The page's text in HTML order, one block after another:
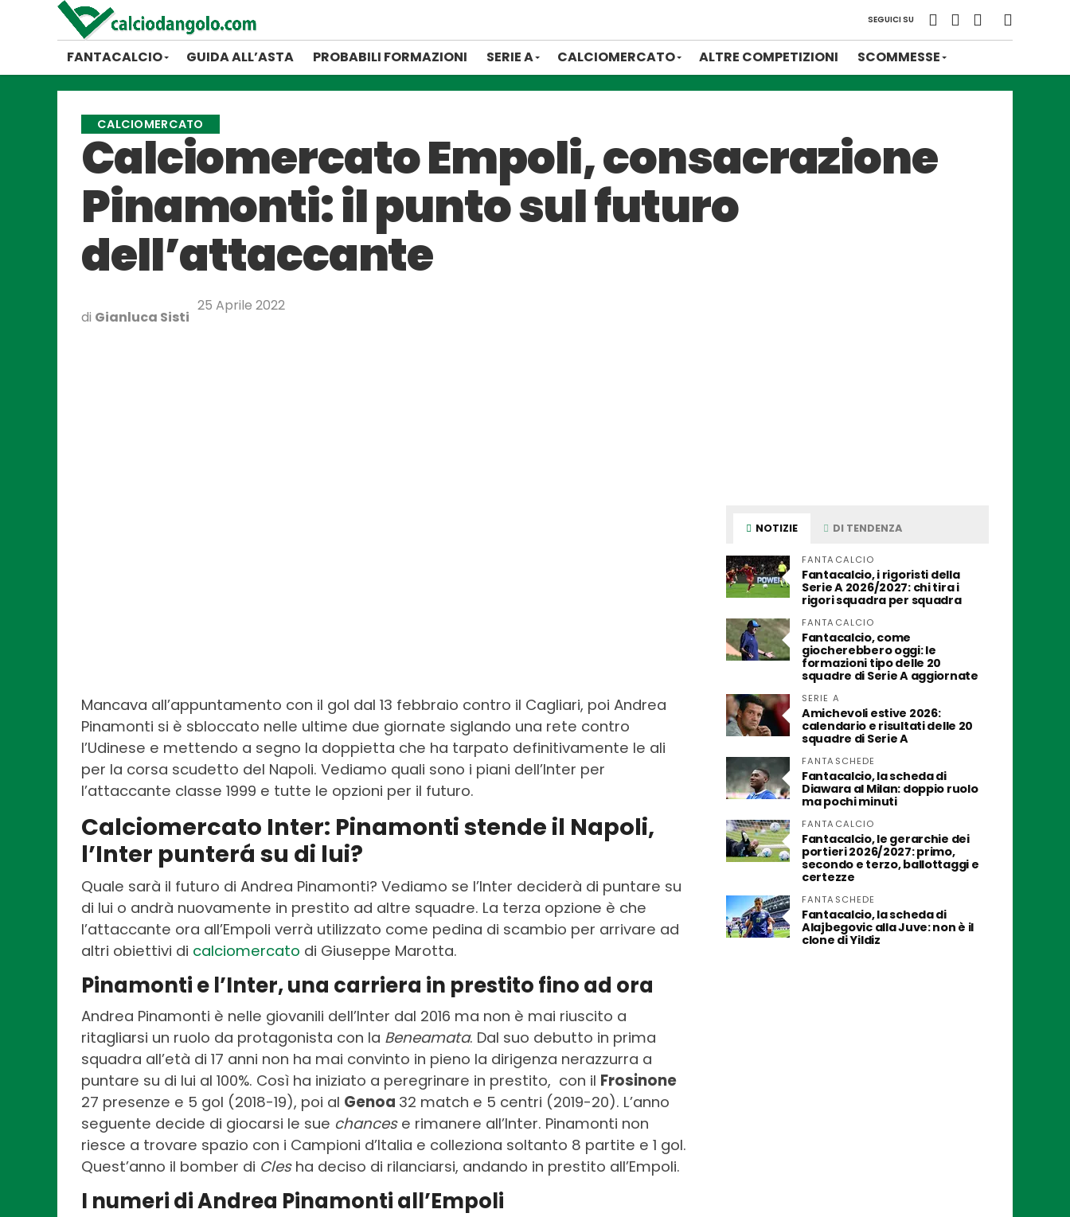
SEGUICI SU
FANTACALCIO GUIDA ALL’ASTA PROBABILI FORMAZIONI SERIE A CALCIOMERCATO ALTRE COMPETIZIONI SCOMMESSE
CALCIOMERCATO
Calciomercato Empoli, consacrazione
Pinamonti: il punto sul futuro
dell’attaccante
di Gianluca Sisti
25 Aprile 2022
Mancava all’appuntamento con il gol dal 13 febbraio contro il Cagliari, poi Andrea
Pinamonti si è sbloccato nelle ultime due giornate siglando una rete contro
l’Udinese e mettendo a segno la doppietta che ha tarpato definitivamente le ali
per la corsa scudetto del Napoli. Vediamo quali sono i piani dell’Inter per
l’attaccante classe 1999 e tutte le opzioni per il futuro.
Calciomercato Inter: Pinamonti stende il Napoli,
l’Inter punterá su di lui?
Quale sarà il futuro di Andrea Pinamonti? Vediamo se l’Inter deciderà di puntare su
di lui o andrà nuovamente in prestito ad altre squadre. La terza opzione è che
l’attaccante ora all’Empoli verrà utilizzato come pedina di scambio per arrivare ad
altri obiettivi di calciomercato di Giuseppe Marotta.
Pinamonti e l’Inter, una carriera in prestito fino ad ora
Andrea Pinamonti è nelle giovanili dell’Inter dal 2016 ma non è mai riuscito a
ritagliarsi un ruolo da protagonista con la Beneamata. Dal suo debutto in prima
squadra all’età di 17 anni non ha mai convinto in pieno la dirigenza nerazzurra a
puntare su di lui al 100%. Così ha iniziato a peregrinare in prestito, con il Frosinone
27 presenze e 5 gol (2018-19), poi al Genoa 32 match e 5 centri (2019-20). L’anno
seguente decide di giocarsi le sue chances e rimanere all’Inter. Pinamonti non
riesce a trovare spazio con i Campioni d’Italia e colleziona soltanto 8 partite e 1 gol.
Quest’anno il bomber di Clesha deciso di rilanciarsi, andando in prestito all’Empoli.
I numeri di Andrea Pinamonti all’Empoli
NOTIZIE DI TENDENZA
FANTACALCIO
Fantacalcio, i rigoristi della
Serie A 2026/2027: chi tira i
rigori squadra per squadra
FANTACALCIO
Fantacalcio, come
giocherebbero oggi: le
formazioni tipo delle 20
squadre di Serie A aggiornate
SERIE A
Amichevoli estive 2026:
calendario e risultati delle 20
squadre di Serie A
FANTASCHEDE
Fantacalcio, la scheda di
Diawara al Milan: doppio ruolo
ma pochi minuti
FANTACALCIO
Fantacalcio, le gerarchie dei
portieri 2026/2027: primo,
secondo e terzo, ballottaggi e
certezze
FANTASCHEDE
Fantacalcio, la scheda di
Alajbegovic alla Juve: non è il
clone di Yildiz